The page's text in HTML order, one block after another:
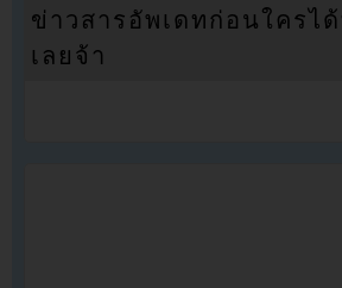
ข่าวสารอัพเดทก่อนใครไ
เลยจ้า